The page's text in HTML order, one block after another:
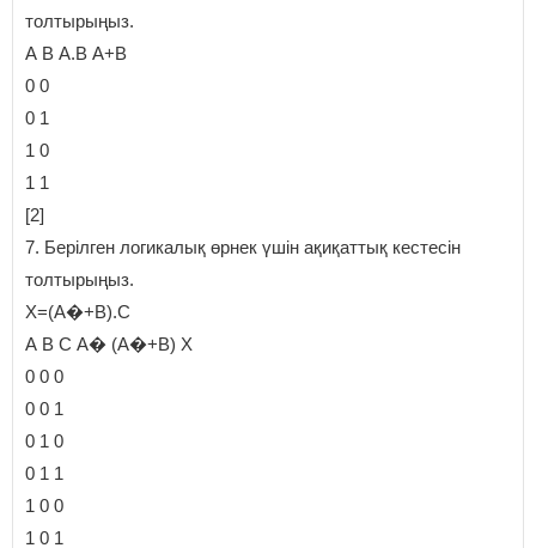
толтырыңыз.
А В А.В А+В
0 0
0 1
1 0
1 1
[2]
7. Берілген логикалық өрнек үшін ақиқаттық кестесін
толтырыңыз.
Х=(А�+В).С
А В С А� (А�+В) Х
0 0 0
0 0 1
0 1 0
0 1 1
1 0 0
1 0 1